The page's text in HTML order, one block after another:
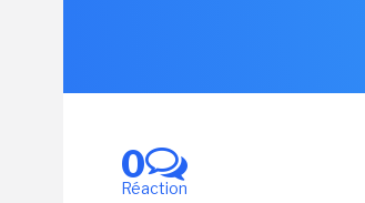
0
Réaction